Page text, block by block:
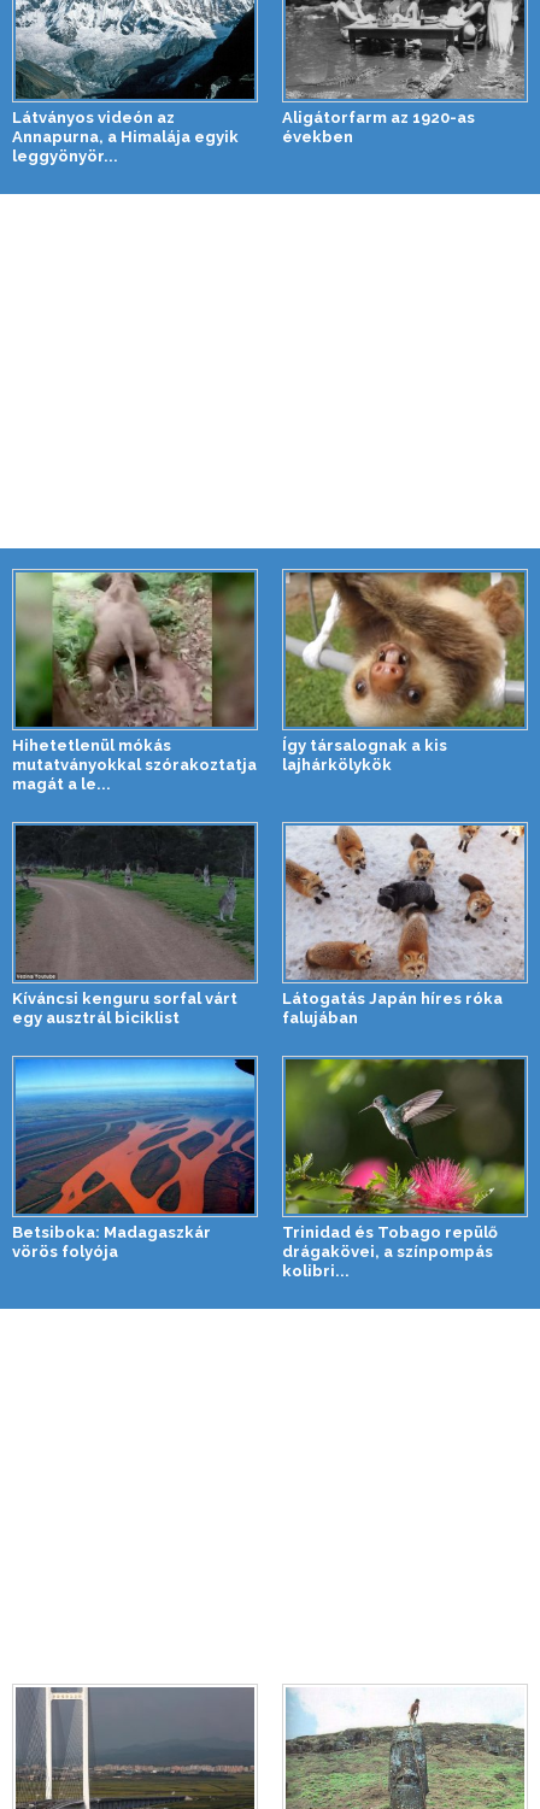
Látványos videón az
Annapurna, a Himalája egyik
leggyönyör...
Aligátorfarm az 1920-as
években
Hihetetlenül mókás
mutatványokkal szórakoztatja
magát a le...
Így társalognak a kis
lajhárkölykök
Kíváncsi kenguru sorfal várt
egy ausztrál biciklist
Látogatás Japán híres róka
falujában
Betsiboka: Madagaszkár
vörös folyója
Trinidad és Tobago repülő
drágakövei, a színpompás
kolibri...